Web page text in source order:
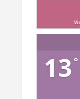
13 °